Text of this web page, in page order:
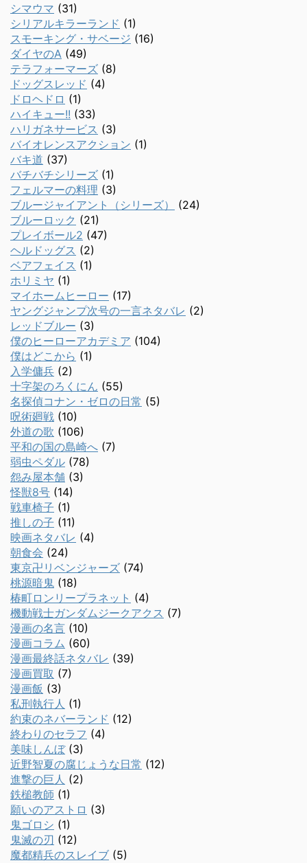
シマウマ (31)
シリアルキラーランド (1)
スモーキング・サベージ (16)
ダイヤのA (49)
テラフォーマーズ (8)
ドッグスレッド (4)
ドロヘドロ (1)
ハイキュー!! (33)
ハリガネサービス (3)
バイオレンスアクション (1)
バキ道 (37)
バチバチシリーズ (1)
フェルマーの料理 (3)
ブルージャイアント（シリーズ）
(24)
ブルーロック (21)
プレイボール2 (47)
ヘルドッグス (2)
ベアフェイス (1)
ホリミヤ (1)
マイホームヒーロー (17)
ヤングジャンプ次号の一言ネタバレ (2)
レッドブルー (3)
僕のヒーローアカデミア (104)
僕はどこから (1)
入学傭兵 (2)
十字架のろくにん (55)
名探偵コナン・ゼロの日常 (5)
呪術廻戦 (10)
外道の歌 (106)
平和の国の島崎へ (7)
弱虫ペダル (78)
怨み屋本舗 (3)
怪獣8号 (14)
戦車椅子 (1)
推しの子 (11)
映画ネタバレ (4)
朝食会 (24)
東京卍リベンジャーズ (74)
桃源暗鬼 (18)
椿町ロンリープラネット (4)
機動戦士ガンダムジークアクス (7)
漫画の名言 (10)
漫画コラム (60)
漫画最終話ネタバレ (39)
漫画買取 (7)
漫画飯 (3)
私刑執行人 (1)
約束のネバーランド (12)
終わりのセラフ (4)
美味しんぼ(3)
近野智夏の腐じょうな日常 (12)
進撃の巨人 (2)
鉄槌教師 (1)
願いのアストロ (3)
鬼ゴロシ (1)
鬼滅の刃 (12)
魔都精兵のスレイブ (5)